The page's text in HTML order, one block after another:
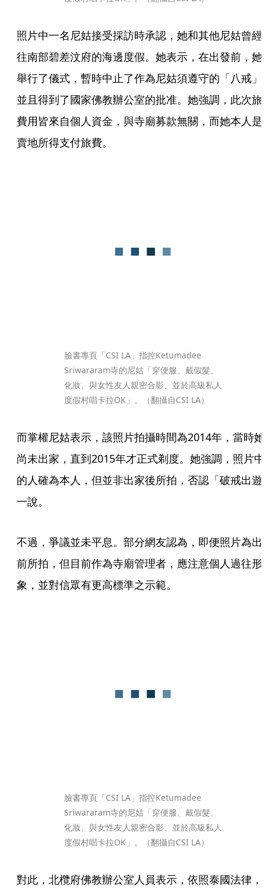
照片中一名尼姑接受採訪時承認，她和其他尼姑曾經
往南部碧差汶府的海邊度假。她表示，在出發前，她
舉行了儀式，暫時中止了作為尼姑須遵守的「八戒」
並且得到了國家佛教辦公室的批准。她強調，此次旅
費用皆來自個人資金，與寺廟募款無關，而她本人是
賣地所得支付旅費。
臉書專頁「CSI LA」指控Ketumadee
Sriwararam寺的尼姑「穿便服、戴假髮、
化妝、與女性友人親密合影、並於高級私人
度假村唱卡拉OK」。（翻攝自CSI LA）
而掌權尼姑表示，該照片拍攝時間為2014年，當時她
尚未出家，直到2015年才正式剃度。她強調，照片中
的人確為本人，但並非出家後所拍，否認「破戒出遊
一說。
不過，爭議並未平息。部分網友認為，即便照片為出
前所拍，但目前作為寺廟管理者，應注意個人過往形
象，並對信眾有更高標準之示範。
臉書專頁「CSI LA」指控Ketumadee
Sriwararam寺的尼姑「穿便服、戴假髮、
化妝、與女性友人親密合影、並於高級私人
度假村唱卡拉OK」。（翻攝自CSI LA）
對此，北欖府佛教辦公室人員表示，依照泰國法律，